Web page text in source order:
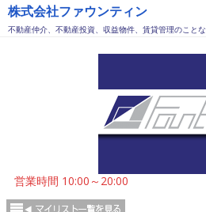
株式会社ファウンティン
不動産仲介、不動産投資、収益物件、賃貸管理のこと
営業時間 10:00～20:00